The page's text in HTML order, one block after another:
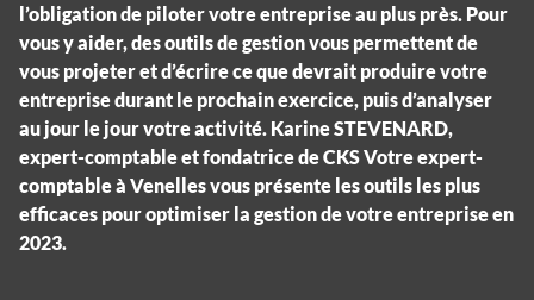
l’obligation de piloter votre entreprise au plus près. Pour
vous y aider, des outils de gestion vous permettent de
vous projeter et d’écrire ce que devrait produire votre
entreprise durant le prochain exercice, puis d’analyser
au jour le jour votre activité. Karine STEVENARD,
expert-comptable et fondatrice de CKS Votre expert-
comptable à Venelles vous présente les outils les plus
efficaces pour optimiser la gestion de votre entreprise en
2023.